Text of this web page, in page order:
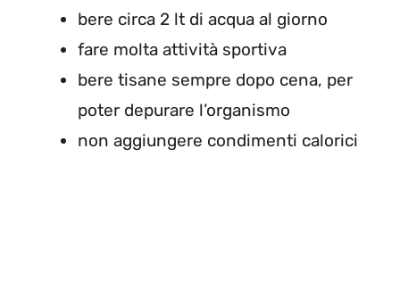
bere circa 2 lt di acqua al giorno
fare molta attività sportiva
bere tisane sempre dopo cena, per
poter depurare l’organismo
non aggiungere condimenti calorici